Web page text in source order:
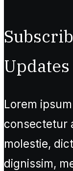
Updates
Lorem
consectetur
molestie,
dignissim,